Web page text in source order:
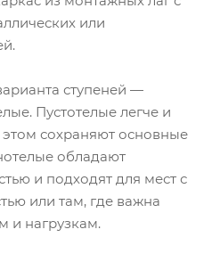
или
ступеней —
Пустотелые легче и
сохраняют основные
обладают
и подходят для мест с
или там, где важна
и нагрузкам.